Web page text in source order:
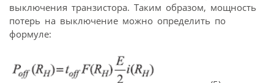
выключения транзистора. Таким образом, мощность
потерь на выключение можно определить по
формуле: